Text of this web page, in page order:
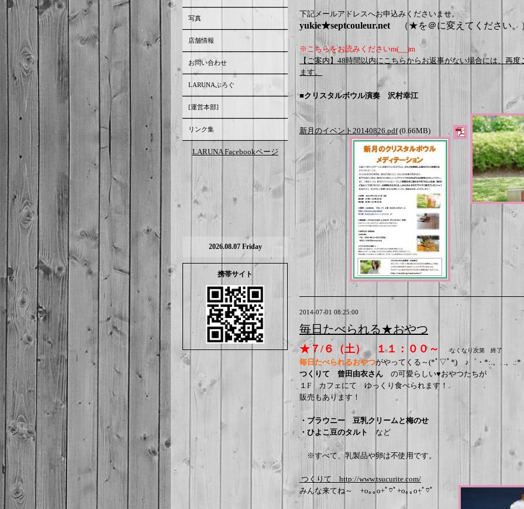
下記メールアドレスへお申込みくださいませ。
yukie★septcouleur.net （★を＠に変えてください。
※こちらをお読みくださいm(__)m
【ご案内】48時間以内にこちらからお返事がない場合には、再
ます。
■クリスタルボウル演奏 沢村幸江
新月のイベント20140826.pdf (0.66MB)
2014-07-01 08:25:00
毎日たべられる★おやつ
★７/６（土） １１：００～なくなり次第 終了
毎日たべられるおやつがやってくる～ (*ﾟ▽ﾟ*)
♪゜・*:.。. .。.:*
つくりて 曾田由衣さん の可愛らしい♥おやつたちが
１F カフェにて ゆっくり食べられます！
販売もあります！
・ブラウニー 豆乳クリームと梅のせ
・ひよこ豆のタルト など
※すべて、乳製品や卵は不使用です。
つくりて http://www.tsucurite.com/
みんな来てね～ +o｡｡o+ﾟ♡ﾟ+o｡｡o+ﾟ♡ﾟ
写真
店舗情報
お問い合わせ
LARUNAぶろぐ
[運営本部]
リンク集
LARUNA Facebookページ
2026.08.07 Friday
携帯サイト